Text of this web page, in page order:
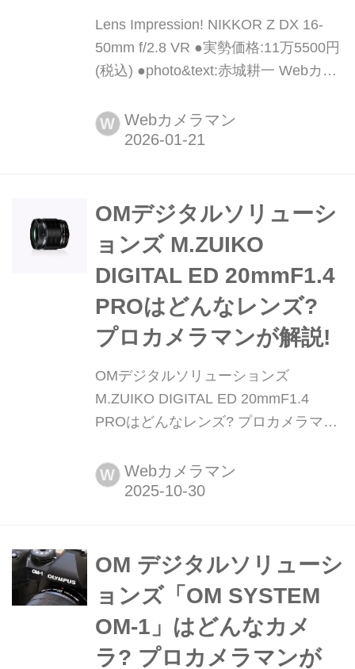
Lens Impression! NIKKOR Z DX 16-
50mm f/2.8 VR ●実勢価格:11万5500円
(税込) ●photo&text:赤城耕一 Webカメ
ただきました。読者のみなさま、ご無
沙汰をしております。今回のネタは
は熱烈なニコンZ50II(&Z5IIも!)ユーザ
ーになりました。返り咲きと...
W Webカメラマン
OMデジタルソリューシ
ョンズ M.ZUIKO
DIGITAL ED 20mmF1.4
PROはどんなレンズ?
プロカメラマンが解説!
OMデジタルソリューションズ
M.ZUIKO DIGITAL ED 20mmF1.4
PROはどんなレンズ? プロカメラマン
ョンズ」からの第一弾となったPROレ
ンズ。マイクロフォーサーズ用の小型
の性能は? プロカメラマンが使用した
インプレッションをお届けします。
(2022年2月8日公開、2025年10月2...
W Webカメラマン
OM デジタルソリューシ
ョンズ「OM SYSTEM
OM-1」はどんなカメ
ラ? プロカメラマンが